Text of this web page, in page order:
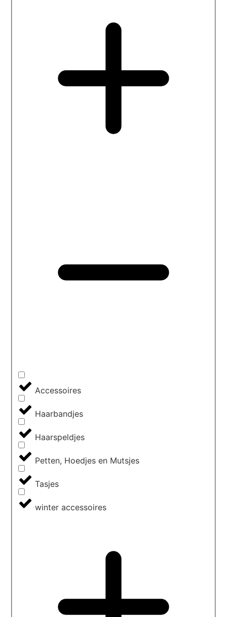
Accessoires
Haarbandjes
Haarspeldjes
Petten, Hoedjes en Mutsjes
Tasjes
winter accessoires